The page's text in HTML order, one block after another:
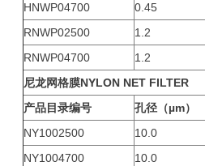
HNWP04700
0.45
RNWP02500
1.2
RNWP04700
1.2
尼龙网格膜NYLON NET FILTER
产品目录编号
孔径（µm）
NY1002500
10.0
NY1004700
10.0